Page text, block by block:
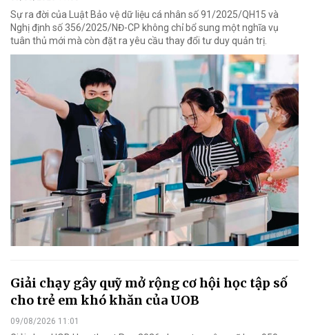
Sự ra đời của Luật Bảo vệ dữ liệu cá nhân số 91/2025/QH15 và
Nghị định số 356/2025/NĐ-CP không chỉ bổ sung một nghĩa vụ
tuân thủ mới mà còn đặt ra yêu cầu thay đổi tư duy quản trị.
Giải chạy gây quỹ mở rộng cơ hội học tập số
cho trẻ em khó khăn của UOB
09/08/2026 11:01